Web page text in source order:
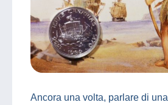
Ancora una volta, parlare di una